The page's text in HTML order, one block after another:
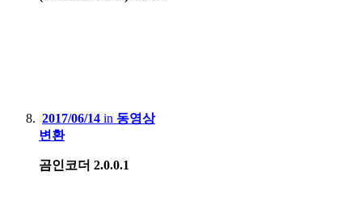
2017/06/14 in 동영상
변환
곰인코더 2.0.0.1